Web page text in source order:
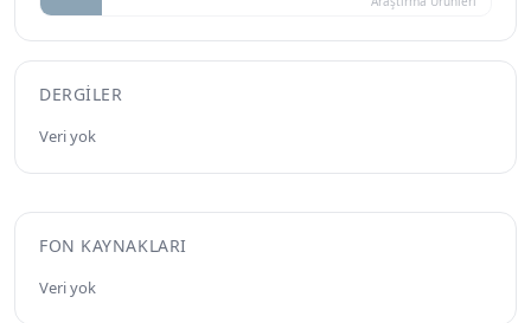
DERGILER
Veri yok
FON KAYNAKLARI
Veri yok